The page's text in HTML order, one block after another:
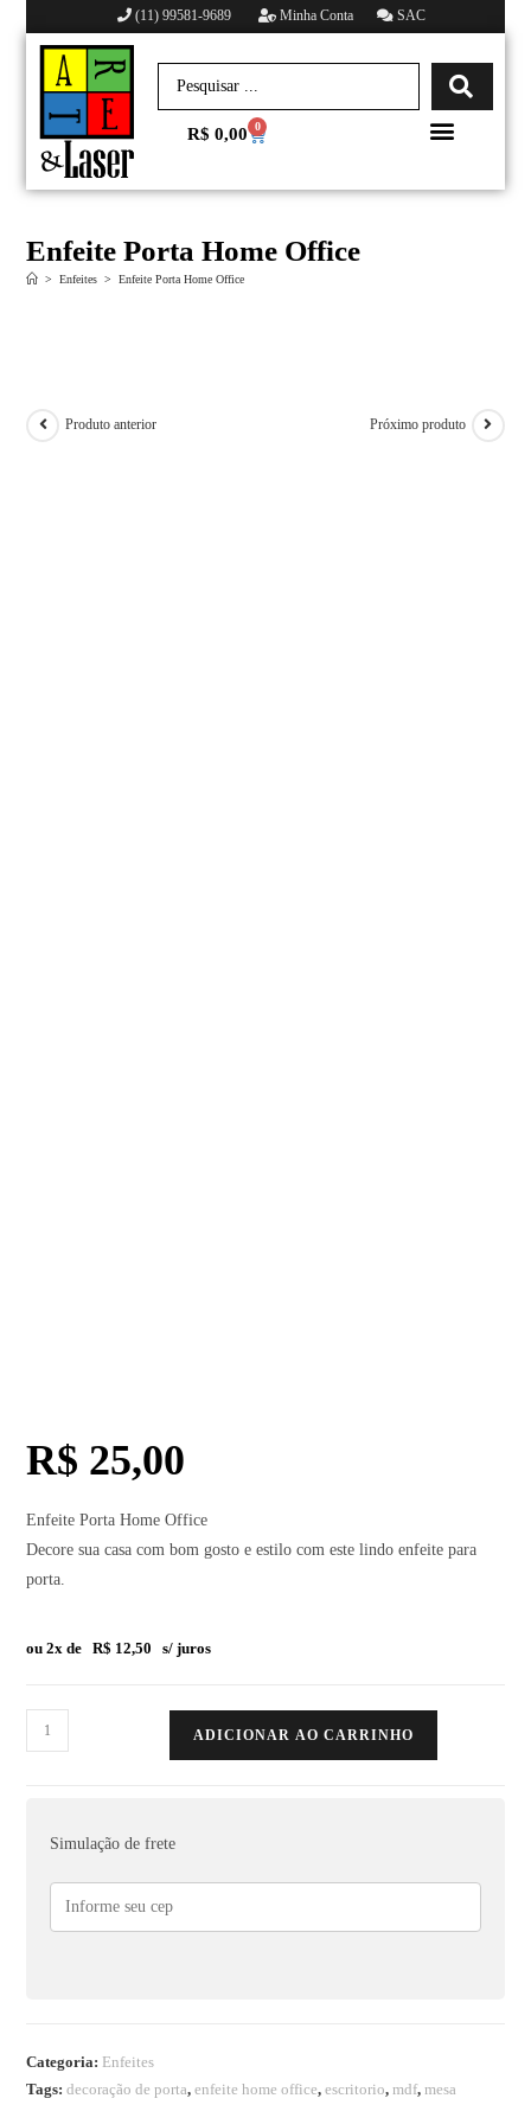
(11) 99581-9689 Minha Conta SAC
R$ 0,00 0
Enfeite Porta Home Office
> Enfeites > Enfeite Porta Home Office
Produto anterior Próximo produto
R$ 25,00
Enfeite Porta Home Office
Decore sua casa com bom gosto e estilo com este lindo enfeite para
porta.
ou 2x de R$ 12,50 s/ juros
ADICIONAR AO CARRINHO
Simulação de frete
Categoria: Enfeites
Tags:decoração de porta,enfeite home office,escritorio,mdf,mesa